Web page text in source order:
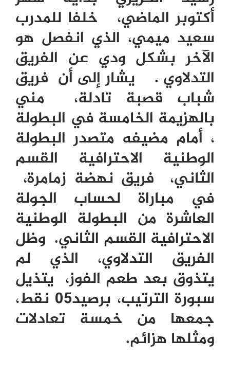
أكتوبر الماضي، خلفا للمدرب
سعيد ميمي، الذي انفصل هو
الآخر بشكل ودي عن الفريق
التدلاوي . يشار إلى أن فريق
شباب قصبة تادلة، مني
بالهزيمة الخامسة في البطولة
، أمام مضيفه متصدر البطولة
الوطنية الاحترافية القسم
الثاني، فريق نهضة زمامرة،
في مباراة لحساب الجولة
العاشرة من البطولة الوطنية
الاحترافية القسم الثاني. وظل
الفريق التدلاوي، الذي لم
يتذوق بعد طعم الفوز، يتذيل
سبورة الترتيب، برصيد05 نقط،
جمعها من خمسة تعادلات
ومثلها هزائم.